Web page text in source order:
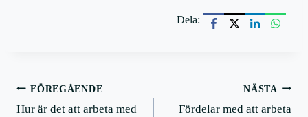
Dela:
Postnavigering
FÖREGÅENDE
Hur är det att arbeta med
NÄSTA
Fördelar med att arbeta